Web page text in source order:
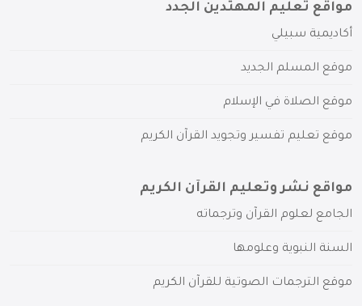
مواقع تعليم المهتدين الجدد
أكاديمية سبيلي
موقع المسلم الجديد
موقع الصلاة في الإسلام
موقع تعليم تفسير وتجويد القرآن الكريم
مواقع نشر وتعليم القرآن الكريم
الجامع لعلوم القرآن وترجماته
السنة النبوية وعلومها
موقع الترجمات الصوتية للقرآن الكريم